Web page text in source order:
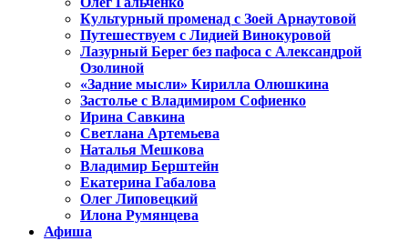
Культурный променад с Зоей Арнаутовой
Путешествуем с Лидией Винокуровой
Лазурный Берег без пафоса с Александрой
Озолиной
«Задние мысли» Кирилла Олюшкина
Застолье с Владимиром Софиенко
Ирина Савкина
Светлана Артемьева
Наталья Мешкова
Владимир Берштейн
Екатерина Габалова
Олег Липовецкий
Илона Румянцева
Афиша